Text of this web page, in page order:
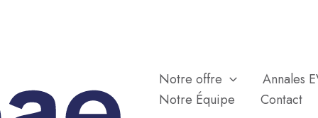
Notre offre
Annales
Notre Équipe
Contact